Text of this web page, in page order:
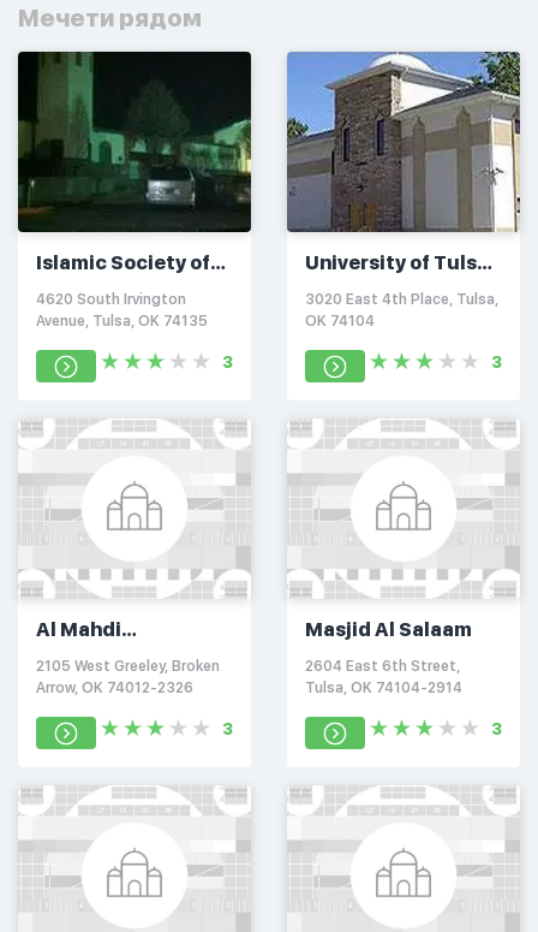
Мечети рядом
Islamic Society of
Tulsa
4620 South Irvington
Avenue, Tulsa, OK 74135
3
University of Tulsa
Mosque
3020 East 4th Place, Tulsa,
OK 74104
3
Al Mahdi
Foundation
2105 West Greeley, Broken
Arrow, OK 74012-2326
3
Masjid Al Salaam
2604 East 6th Street,
Tulsa, OK 74104-2914
3